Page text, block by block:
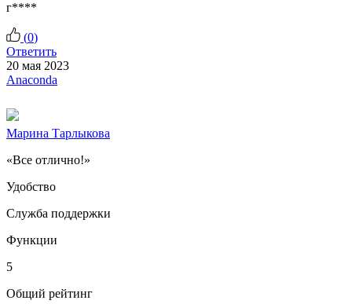
г****
(0)
Ответить
20 мая 2023
Anaconda
Марина Тарлыкова
«Все отлично!»
Удобство
Служба поддержки
Функции
5
Общий рейтинг